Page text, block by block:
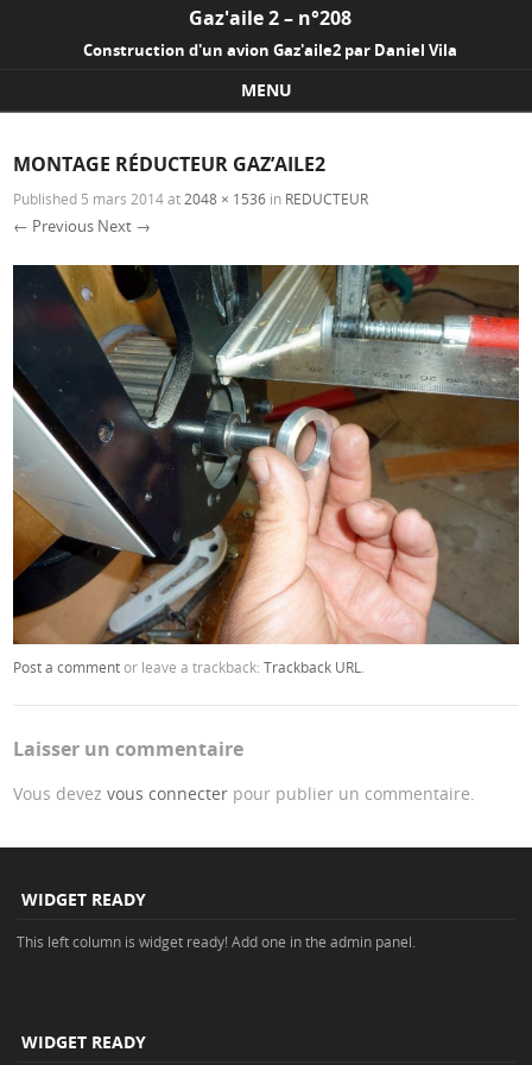
Gaz'aile 2 – n°208
Construction d'un avion Gaz'aile2 par Daniel Vila
MENU
MONTAGE RÉDUCTEUR GAZ’AILE2
Published 5 mars 2014at 2048 × 1536 in REDUCTEUR
← Previous Next →
Post a commentor leave a trackback:Trackback URL
Laisser un commentaire
Vous devezvous connecter pour publier un commentaire.
WIDGET READY
This left column is widget ready! Add one in the admin panel.
WIDGET READY